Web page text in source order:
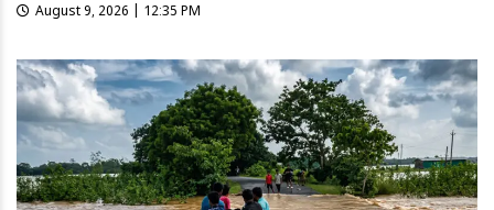
August 9, 2026 | 12:35 PM